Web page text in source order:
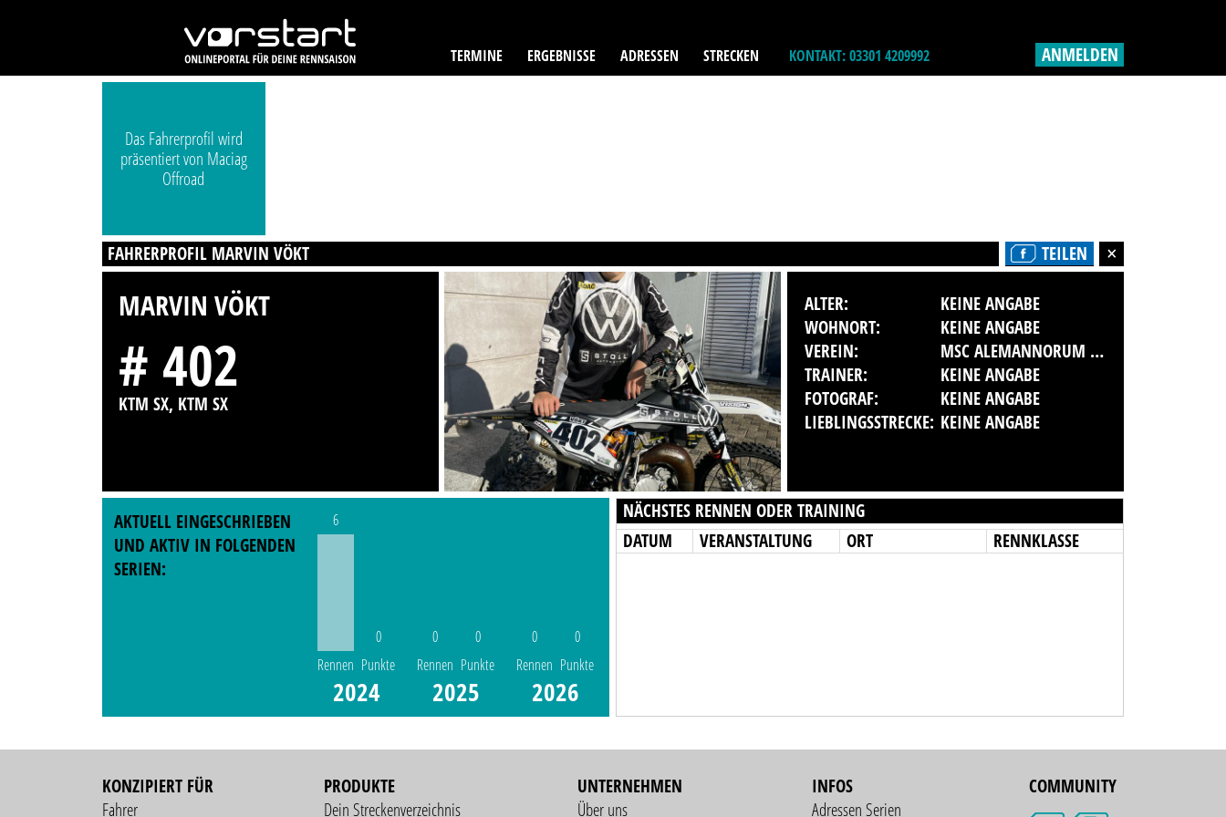
TERMINE ERGEBNISSE ADRESSEN STRECKEN KONTAKT: 03301 4209992 ANMELDEN
Das Fahrerprofil wird
präsentiert von Maciag
Offroad
FAHRERPROFIL MARVIN VÖKT TEILEN
MARVIN VÖKT
# 402
KTM SX, KTM SX
ALTER:
KEINE ANGABE
WOHNORT:
KEINE ANGABE
VEREIN:
MSC ALEMANNORUM SCHWEIGHAUSEN E.V.
TRAINER:
KEINE ANGABE
FOTOGRAF:
KEINE ANGABE
LIEBLINGSSTRECKE: KEINE ANGABE
AKTUELL EINGESCHRIEBEN
UND AKTIV IN FOLGENDEN
SERIEN:
6
Rennen
0
Punkte
2024
0
Rennen
0
Punkte
2025
0
Rennen
0
Punkte
2026
NÄCHSTES RENNEN ODER TRAINING
DATUM
VERANSTALTUNG ORT RENNKLASSE
KONZIPIERT FÜR
Fahrer
PRODUKTE
Dein Streckenverzeichnis
UNTERNEHMEN
Über uns
INFOS
Adressen Serien
COMMUNITY